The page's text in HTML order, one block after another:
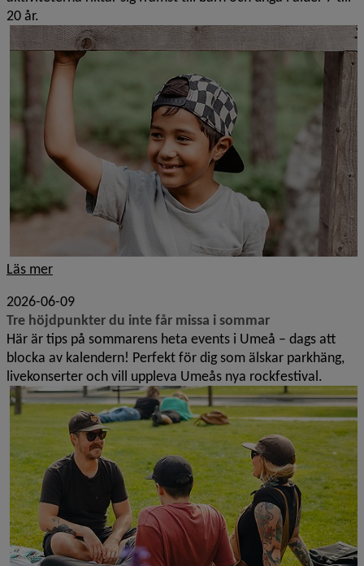
20 år.
Läs mer
2026-06-09
Tre höjdpunkter du inte får missa i sommar
Här är tips på sommarens heta events i Umeå – dags att
blocka av kalendern! Perfekt för dig som älskar parkhäng,
livekonserter och vill uppleva Umeås nya rockfestival.